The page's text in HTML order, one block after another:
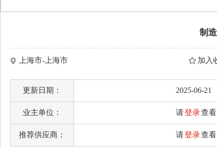
制
上海市-上海市 加入
更新日期： 2025-06-21
业主单位： 请登录查看
推荐供应商： 请登录查看